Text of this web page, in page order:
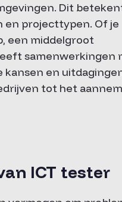
Dit
en projecttypen. Of je
een middelgroot
samenwerkingen
kansen en
tot het
ICT tester